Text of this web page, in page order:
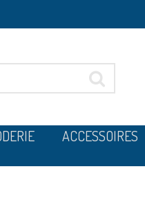
ACCESSOIRES